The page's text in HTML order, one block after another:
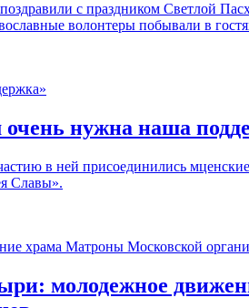
с праздником Светлой
волонтеры побывали в
нужна наша
в ней присоединились
Славы».
молодежное